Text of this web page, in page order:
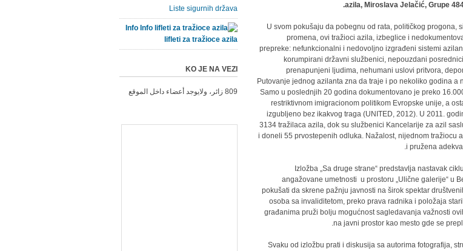
azila, Miroslava Jelačić, Grupe
U svom pokušaju da pobegnu od rata, političkog progona,
promena, ovi tražioci azila, izbeglice i
prepreke: nefunkcionalni i nedovoljno izgrađeni sistemi
korumpirani državni službenici, nepouzdani
prenapunjeni ljudima, nehumani uslovi pritvora,
Putovanje jednog azilanta zna da traje i po nekoliko godina a
Samo u poslednjih 20 godina dokumentovano je preko
restriktivnom imigracionom politikom Evropske unije, a
izgubljeno bez ikakvog traga (UNITED, 2012). U 2011.
3134 tražilaca azila, dok su službenici Kancelarije za azil
i doneli 55 prvostepenih odluka. Nažalost, nijednom tražiocu
i pružena
Izložba „Sa druge strane“ predstavlja nastavak
angažovane umetnosti u prostoru „Ulične galerije“ u
pokušati da skrene pažnju javnosti na širok spektar
osoba sa invaliditetom, preko prava radnika i položaja
građanima pruži bolju mogućnost sagledavanja važnosti
na javni prostor kao mesto gde se
Svaku od izložbu prati i diskusija sa autorima fotografija,
Liste sigurnih država
Info
lifleti za tražioce azila
KO JE NA VEZI
809 زائر، ولايوجد أعضاء داخل الموقع